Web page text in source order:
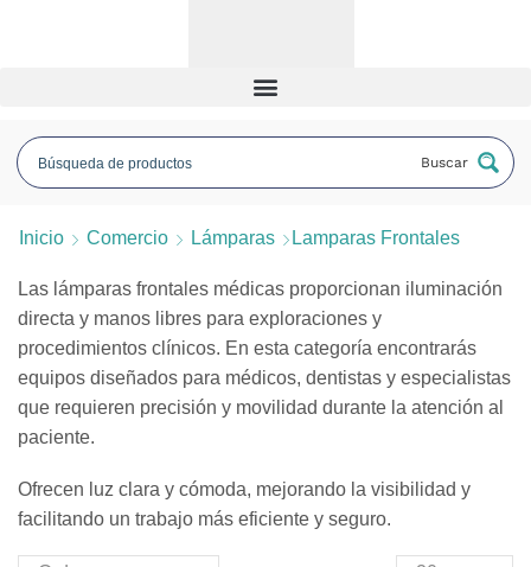
Buscar
Inicio Comercio Lámparas Lamparas Frontales
Las lámparas frontales médicas proporcionan iluminación
directa y manos libres para exploraciones y
procedimientos clínicos. En esta categoría encontrarás
equipos diseñados para médicos, dentistas y especialistas
que requieren precisión y movilidad durante la atención al
paciente.
Ofrecen luz clara y cómoda, mejorando la visibilidad y
facilitando un trabajo más eficiente y seguro.